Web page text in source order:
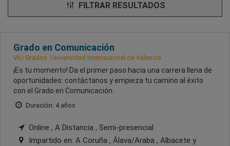
FILTRAR RESULTADOS
Grado en Comunicación
VIU Grados. Universidad Internacional de Valencia
¡Es tu momento! Da el primer paso hacia una carrera llena de
oportunidades: contáctanos y empieza tu camino al éxito
con el Grado en Comunicación.
Duración: 4 años
Online , A Distancia , Semi-presencial
Impartido en: A Coruña , Álava/Araba , Albacete y